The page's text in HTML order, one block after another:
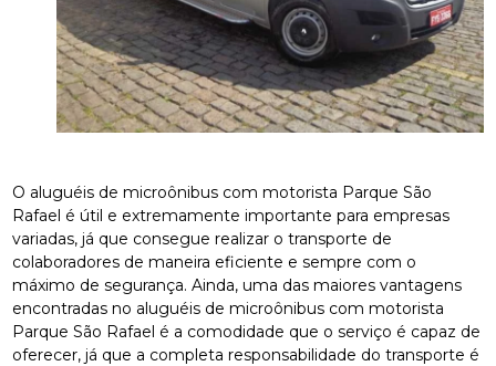
O aluguéis de microônibus com motorista Parque São
Rafael é útil e extremamente importante para empresas
variadas, já que consegue realizar o transporte de
colaboradores de maneira eficiente e sempre com o
máximo de segurança. Ainda, uma das maiores vantagens
encontradas no aluguéis de microônibus com motorista
Parque São Rafael é a comodidade que o serviço é capaz de
oferecer, já que a completa responsabilidade do transporte é